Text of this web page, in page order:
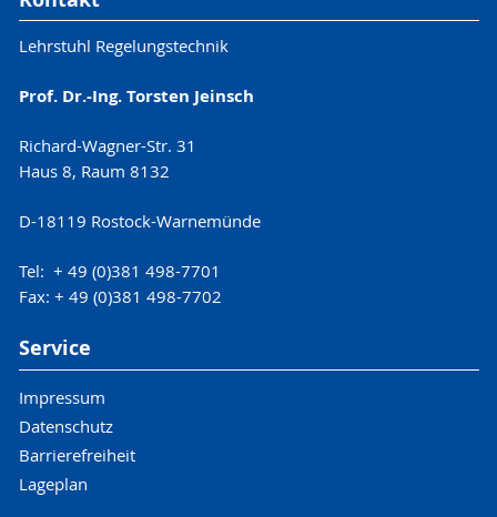
Lehrstuhl Regelungstechnik
Prof. Dr.-Ing. Torsten Jeinsch
Richard-Wagner-Str. 31
Haus 8, Raum 8132
D-18119 Rostock-Warnemünde
Tel: + 49 (0)381 498-7701
Fax: + 49 (0)381 498-7702
Service
Impressum
Datenschutz
Barrierefreiheit
Lageplan